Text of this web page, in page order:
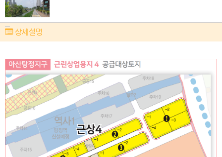
상세설명